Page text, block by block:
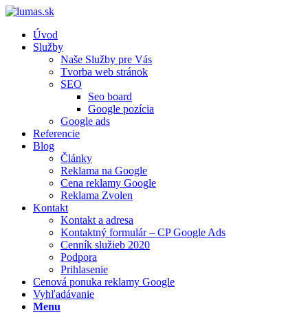
Úvod
Služby
Naše Služby pre Vás
Tvorba web stránok
SEO
Seo board
Google pozícia
Google ads
Referencie
Blog
Články
Reklama na Google
Cena reklamy Google
Reklama Zvolen
Kontakt
Kontakt a adresa
Kontaktný formulár – CP Google Ads
Cenník služieb 2020
Podpora
Prihlasenie
Cenová ponuka reklamy Google
Vyhľadávanie
Menu